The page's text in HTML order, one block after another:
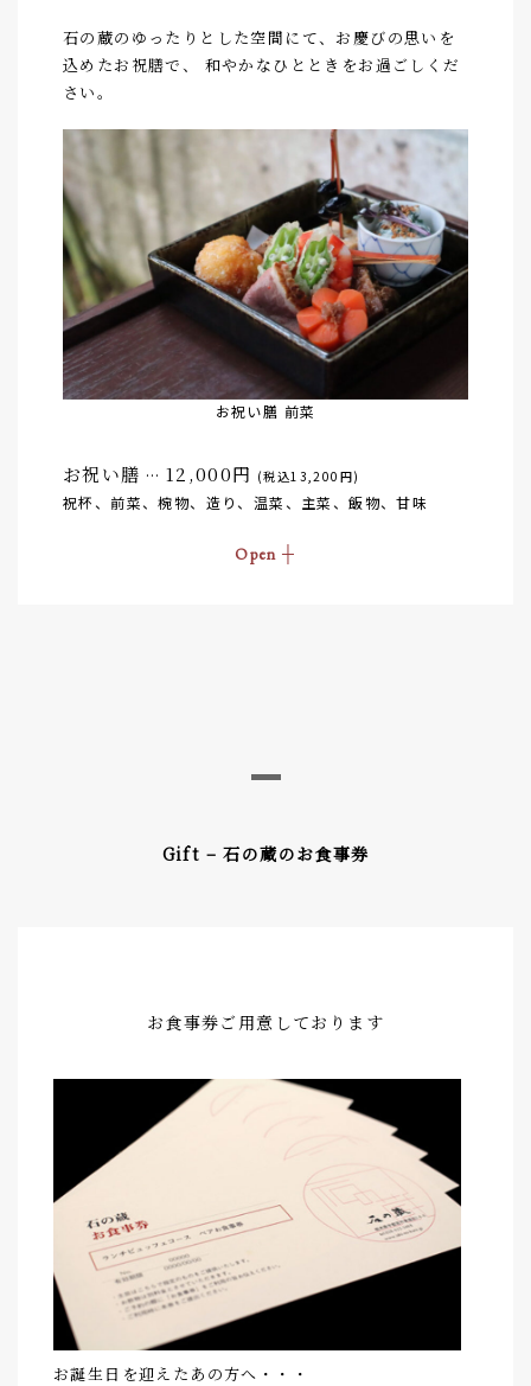
石の蔵のゆったりとした空間にて、お慶びの思いを
込めたお祝膳で、 和やかなひとときをお過ごしくだ
さい。
お祝い膳 前菜
お祝い膳 … 12,000円 (税込13,200円)
祝杯、前菜、椀物、造り、温菜、主菜、飯物、甘味
Gift – 石の蔵のお食事券
お食事券ご用意しております
お誕生日を迎えたあの方へ・・・